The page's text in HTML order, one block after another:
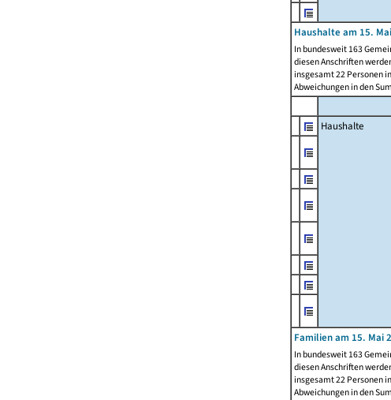
Haushalte am 15.
In bundesweit 163
diesen Anschriften
insgesamt 22 Personen
Abweichungen in den
Haushalte
Familien am 15. Mai
In bundesweit 163
diesen Anschriften
insgesamt 22 Personen
Abweichungen in den